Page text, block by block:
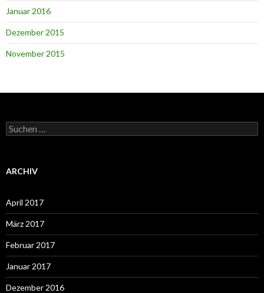
Januar 2016
Dezember 2015
November 2015
Suchen
nach:
ARCHIV
April 2017
März 2017
Februar 2017
Januar 2017
Dezember 2016